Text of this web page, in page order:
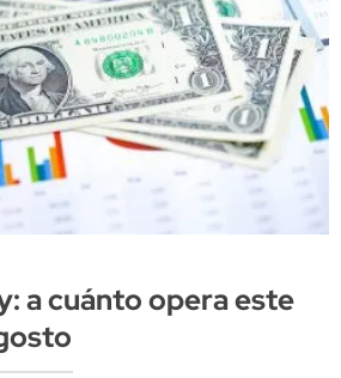
a cuánto opera este